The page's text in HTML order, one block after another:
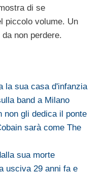
di se
piccolo volume. Un
non perdere.
la sua casa d'infanzia
band a Milano
non gli dedica il ponte
sarà come The
sua morte
usciva 29 anni fa e